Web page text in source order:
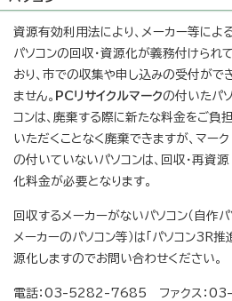
資源有効利用法により、メーカー等によ
パソコンの回収・資源化が義務付けられて
おり、市での収集や申し込みの受付がで
ません。 PCリサイクルマークの付いたパソ
コンは、廃棄する際に新たな料金をご負担
いただくことなく廃棄できますが、マーク
の付いていないパソコンは、回収・再資源
化料金が必要となります。
回収するメーカーがないパソコン（自作
メーカーのパソコン等）は「パソコン3R
源化しますのでお問い合わせください。
電話：03-5282-7685 ファクス：